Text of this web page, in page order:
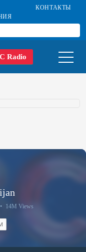
КОНТАКТЫ
Radio
• 14M Views